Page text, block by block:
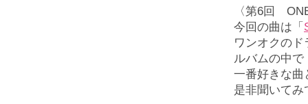
〈第6回
今回の曲は「
ワンオクの
ルバムの中で
一番好きな曲
是非聞いてみ